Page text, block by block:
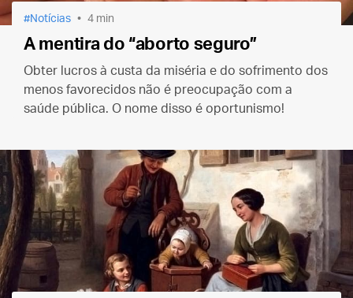
Notícias 4 min
A mentira do “aborto seguro”
Obter lucros à custa da miséria e do sofrimento dos
menos favorecidos não é preocupação com a
saúde pública. O nome disso é oportunismo!